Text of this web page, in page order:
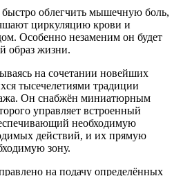
облегчить мышечную боль,
циркуляцию крови и
Особенно незаменим он будет
образ жизни.
на сочетании новейших
тысечелетиями традиции
Он снабжён миниатюрным
управляет встроенный
необходимую
действий, и их прямую
зону.
на подачу определённых